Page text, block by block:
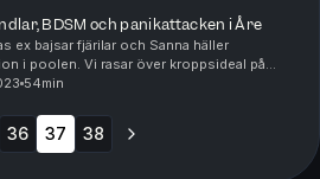
BDSM och panikattacken i Åre
ex bajsar fjärilar och Sanna häller
i poolen. Vi rasar över kroppsideal på
BDSM industrin och sexualisering av
54min
36 37 38